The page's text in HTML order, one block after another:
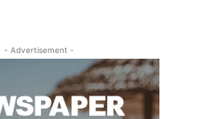
- Advertisement -